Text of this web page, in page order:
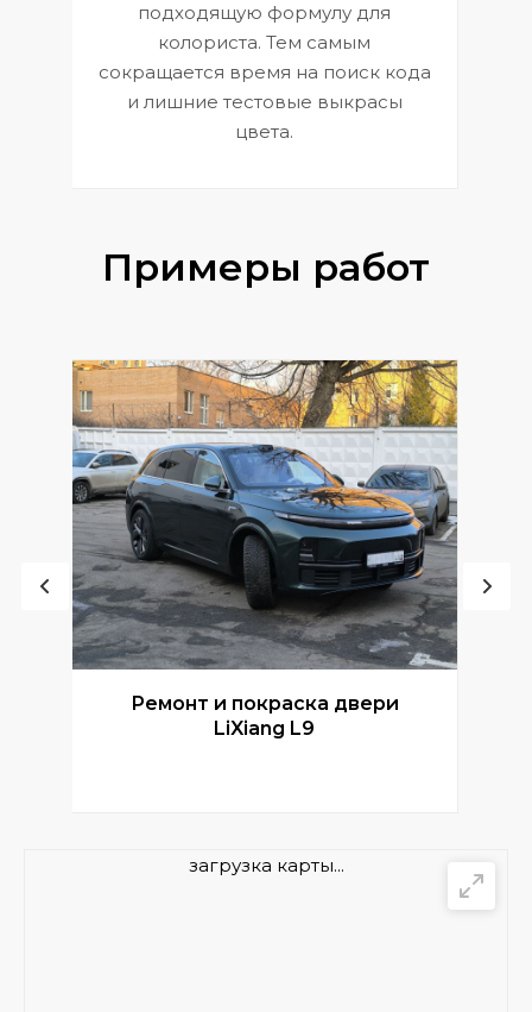
подходящую формулу для
колориста. Тем самым
сокращается время на поиск кода
и лишние тестовые выкрасы
цвета.
Примеры работ
Ремонт и покраска двери
LiXiang L9
загрузка карты...